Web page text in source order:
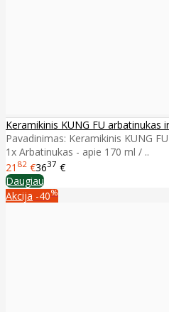
Keramikinis KUNG FU arbatinukas
Pavadinimas: Keramikinis KUNG
1x Arbatinukas - apie 170 ml / ..
21 82 €3637 €
Daugiau
Akcija -40%